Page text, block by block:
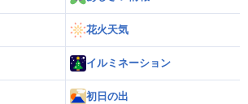
花火天気
イルミネーション
初日の出